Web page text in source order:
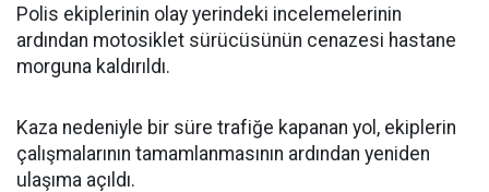
Polis ekiplerinin olay yerindeki incelemelerinin
ardından motosiklet sürücüsünün cenazesi hastane
morguna kaldırıldı.
Kaza nedeniyle bir süre trafiğe kapanan yol, ekiplerin
çalışmalarının tamamlanmasının ardından yeniden
ulaşıma açıldı.